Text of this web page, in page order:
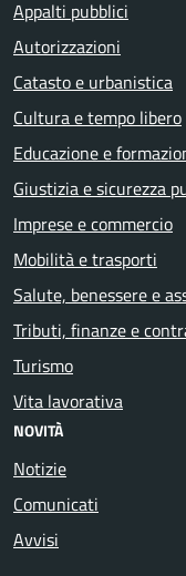
Appalti pubblici
Autorizzazioni
Catasto e urbanistica
Cultura e tempo libero
Educazione e
Giustizia e sicurezza
Imprese e commercio
Mobilità e trasporti
Salute, benessere e
Tributi, finanze e
Turismo
Vita lavorativa
NOVITÀ
Notizie
Comunicati
Avvisi